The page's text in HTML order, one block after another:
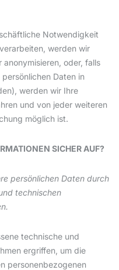
Notwendigkeit
werden wir
oder, falls
Daten in
werden wir Ihre
und von jeder weiteren
möglich ist.
SICHER AUF?
persönlichen Daten durch
technischen
technische und
ergriffen, um die
personenbezogenen